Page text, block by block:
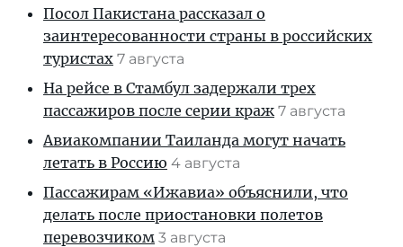
Посол Пакистана рассказал о
заинтересованности страны в российских
туристах 7 августа
На рейсе в Стамбул задержали трех
пассажиров после серии краж 7 августа
Авиакомпании Таиланда могут начать
летать в Россию 4 августа
Пассажирам «Ижавиа» объяснили, что
делать после приостановки полетов
перевозчиком 3 августа